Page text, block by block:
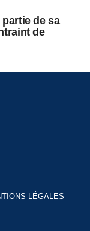
de sa
de
LÉGALES